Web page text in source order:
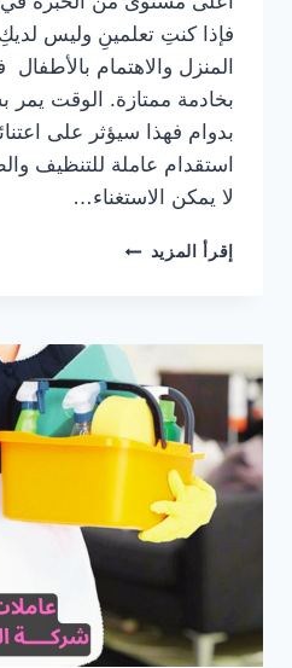
فإذا كنتِ تعلمينِ وليس
المنزل والاهتمام
بخادمة ممتازة. الوقت يمر
بدوام فهذا سيؤثر على
استقدام عاملة للتنظيف
لا يمكن الاستغناء…
إقرأ المزيد مكاتب
|
استقدام
خادمات
وعاملات
منزلية
بسرعة